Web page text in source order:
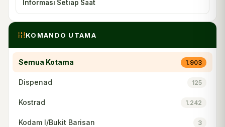
Informasi Setiap Saat
KOMANDO UTAMA
Semua Kotama 1.903
Dispenad 125
Kostrad 1.242
Kodam I/Bukit Barisan 3